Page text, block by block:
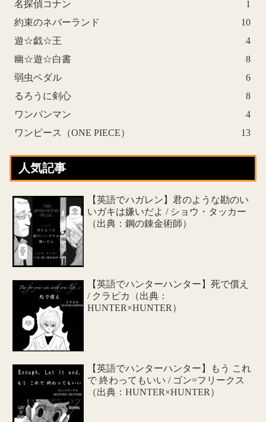
名探偵コナン
1
約束のネバーランド
10
遊☆戯☆王
4
幽☆遊☆白書
8
弱虫ペダル
6
るろうに剣心
8
ワンパンマン
4
ワンピース（ONE PIECE）
13
人気記事
【英語でハガレン】君のような勘のい
いガキは嫌いだよ / ショウ・タッカー
（出典：鋼の錬金術師）
【英語でハンターハンター】死で償え
/ クラピカ（出典：
HUNTER×HUNTER）
【英語でハンターハンター】もう これ
で 終わってもいい / ゴン=フリークス
（出典：HUNTER×HUNTER）